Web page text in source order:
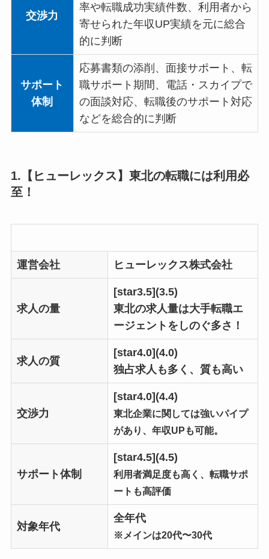
交渉力
率や転職成功実績件数、利用者から
寄せられた年収UP実績を元に総合
的に判断
サポート
体制
応募書類の添削、面接サポート、転
職サポート期間、電話・スカイプで
の面談対応、転職後のサポート対応
などを総合的に判断
1.【ヒューレックス】東北の転職には利用必
至！
運営会社 ヒューレックス株式会社
求人の量
[star3.5](3.5)
東北の求人量は大手転職エ
ージェントをしのぐ多さ！
求人の質
[star4.0](4.0)
独占求人も多く、質も高い
交渉力
[star4.0](4.4)
東北企業に関しては強いパイプ
があり、年収UPも可能。
サポート体制
[star4.5](4.5)
利用者満足度も高く、転職サポ
ートも高評価
対象年代
全年代
※メインは20代〜30代